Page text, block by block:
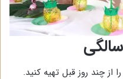
از چند روز قبل تهیه کنید.